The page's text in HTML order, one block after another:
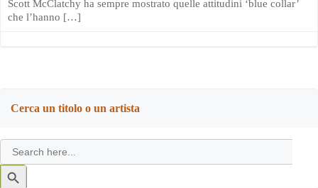
Scott McClatchy ha sempre mostrato quelle attitudini ‘blue collar’
che l’hanno […]
Cerca un titolo o un artista
Search
for:
Search
Button